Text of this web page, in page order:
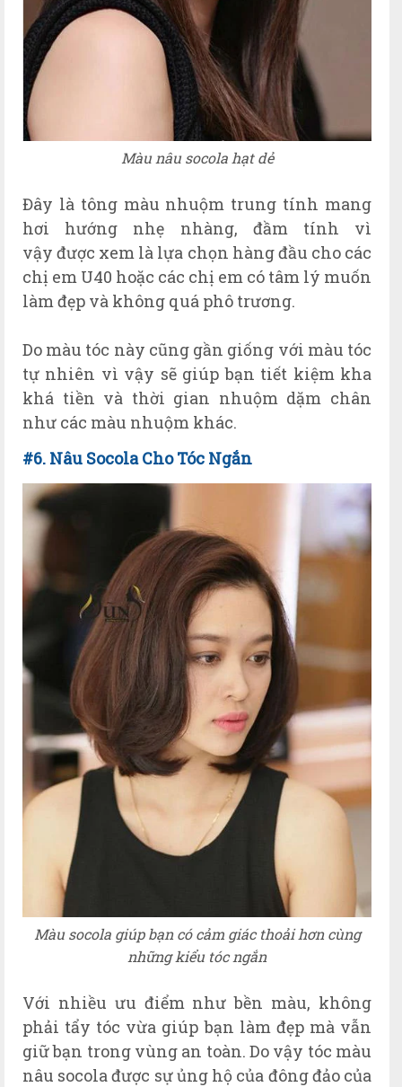
Màu nâu socola hạt dẻ
Đây là tông màu nhuộm trung tính mang
hơi hướng nhẹ nhàng, đầm tính vì
vậy được xem là lựa chọn hàng đầu cho các
chị em U40 hoặc các chị em có tâm lý muốn
làm đẹp và không quá phô trương.
Do màu tóc này cũng gần giống với màu tóc
tự nhiên vì vậy sẽ giúp bạn tiết kiệm kha
khá tiền và thời gian nhuộm dặm chân
như các màu nhuộm khác.
#6. Nâu Socola Cho Tóc Ngắn
Màu socola giúp bạn có cảm giác thoải hơn cùng
những kiểu tóc ngắn
Với nhiều ưu điểm nhưbền màu, không
phải tẩy tóc vừa giúp bạn làm đẹp mà vẫn
giữ bạn trong vùng an toàn. Do vậy tóc màu
nâu socolađược sựủng hộ của đôngđảo của